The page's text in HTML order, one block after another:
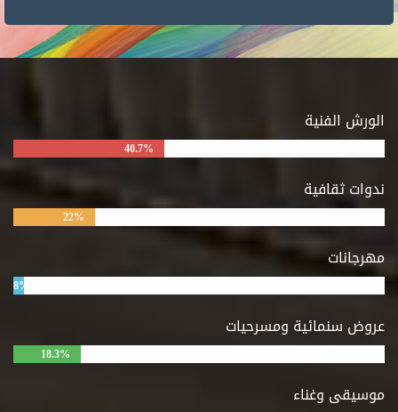
الورش الفنية
40.7%
ندوات ثقافية
22%
مهرجانات
8%
عروض سنمائية ومسرحيات
18.3%
موسيقى وغناء